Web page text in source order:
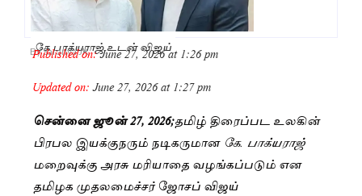
கே பாக்யராஜ் உடன் விஜய்
By Saranya JK
Published on:June 27, 2026 at 1:26 pm
Updated on:June 27, 2026 at 1:27 pm
சென்னை ஜூன் 27, 2026;தமிழ் திரைப்பட உலகின்
பிரபல இயக்குநரும் நடிகருமான கே. பாக்யராஜ்
மறைவுக்கு அரசு மரியாதை வழங்கப்படும் என
தமிழக முதலமைச்சர் ஜோசப் விஜய்